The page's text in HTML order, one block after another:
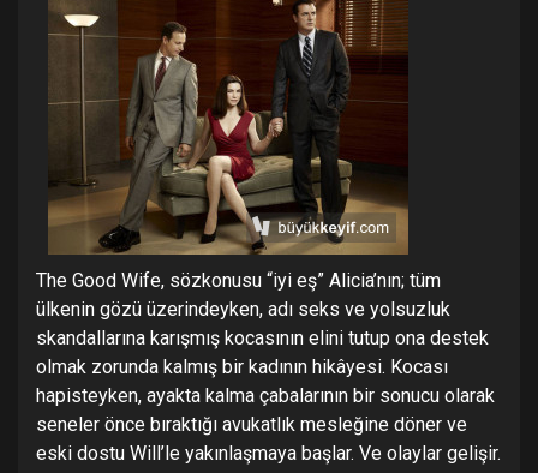
The Good Wife, sözkonusu “iyi eş” Alicia’nın; tüm
ülkenin gözü üzerindeyken, adı seks ve yolsuzluk
skandallarına karışmış kocasının elini tutup ona destek
olmak zorunda kalmış bir kadının hikâyesi. Kocası
hapisteyken, ayakta kalma çabalarının bir sonucu olarak
seneler önce bıraktığı avukatlık mesleğine döner ve
eski dostu Will’le yakınlaşmaya başlar. Ve olaylar gelişir.